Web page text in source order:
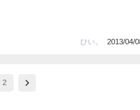
ひい。
2013/04/
2